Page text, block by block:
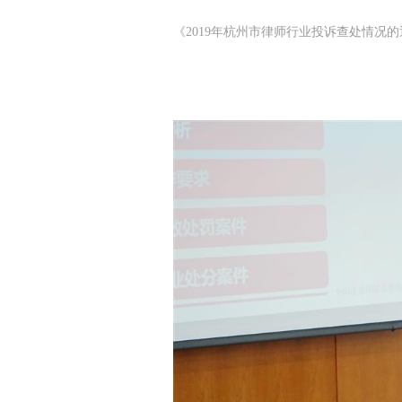
《2019年杭州市律师行业投诉查处情况